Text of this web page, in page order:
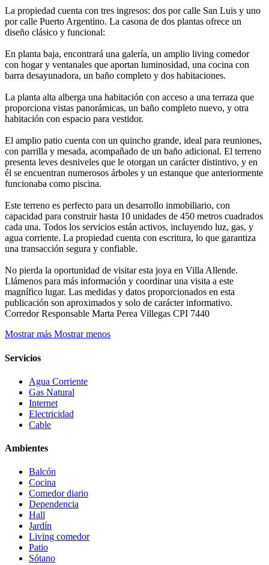
La propiedad cuenta con tres ingresos: dos por calle San Luis y uno
por calle Puerto Argentino. La casona de dos plantas ofrece un
diseño clásico y funcional:
En planta baja, encontrará una galería, un amplio living comedor
con hogar y ventanales que aportan luminosidad, una cocina con
barra desayunadora, un baño completo y dos habitaciones.
La planta alta alberga una habitación con acceso a una terraza que
proporciona vistas panorámicas, un baño completo nuevo, y otra
habitación con espacio para vestidor.
El amplio patio cuenta con un quincho grande, ideal para reuniones,
con parrilla y mesada, acompañado de un baño adicional. El terreno
presenta leves desniveles que le otorgan un carácter distintivo, y en
él se encuentran numerosos árboles y un estanque que anteriormente
funcionaba como piscina.
Este terreno es perfecto para un desarrollo inmobiliario, con
capacidad para construir hasta 10 unidades de 450 metros cuadrados
cada una. Todos los servicios están activos, incluyendo luz, gas, y
agua corriente. La propiedad cuenta con escritura, lo que garantiza
una transacción segura y confiable.
No pierda la oportunidad de visitar esta joya en Villa Allende.
Llámenos para más información y coordinar una visita a este
magnífico lugar. Las medidas y datos proporcionados en esta
publicación son aproximados y solo de carácter informativo.
Corredor Responsable Marta Perea Villegas CPI 7440
Mostrar más Mostrar menos
Servicios
Agua Corriente
Gas Natural
Internet
Electricidad
Cable
Ambientes
Balcón
Cocina
Comedor diario
Dependencia
Hall
Jardín
Living comedor
Patio
Sótano